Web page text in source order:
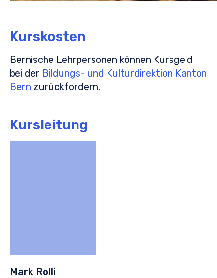
Kurskosten
Bernische Lehrpersonen können Kursgeld
bei der Bildungs- und Kulturdirektion Kanton
Bern zurückfordern.
Kursleitung
Mark Rolli